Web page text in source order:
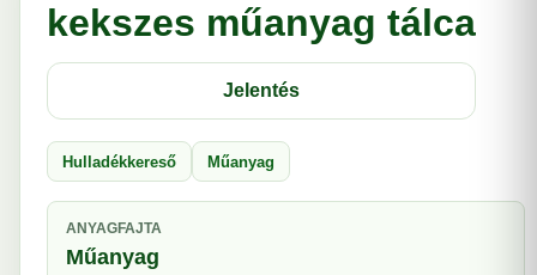
kekszes műanyag tálca
Jelentés
Hulladékkereső Műanyag
ANYAGFAJTA
Műanyag